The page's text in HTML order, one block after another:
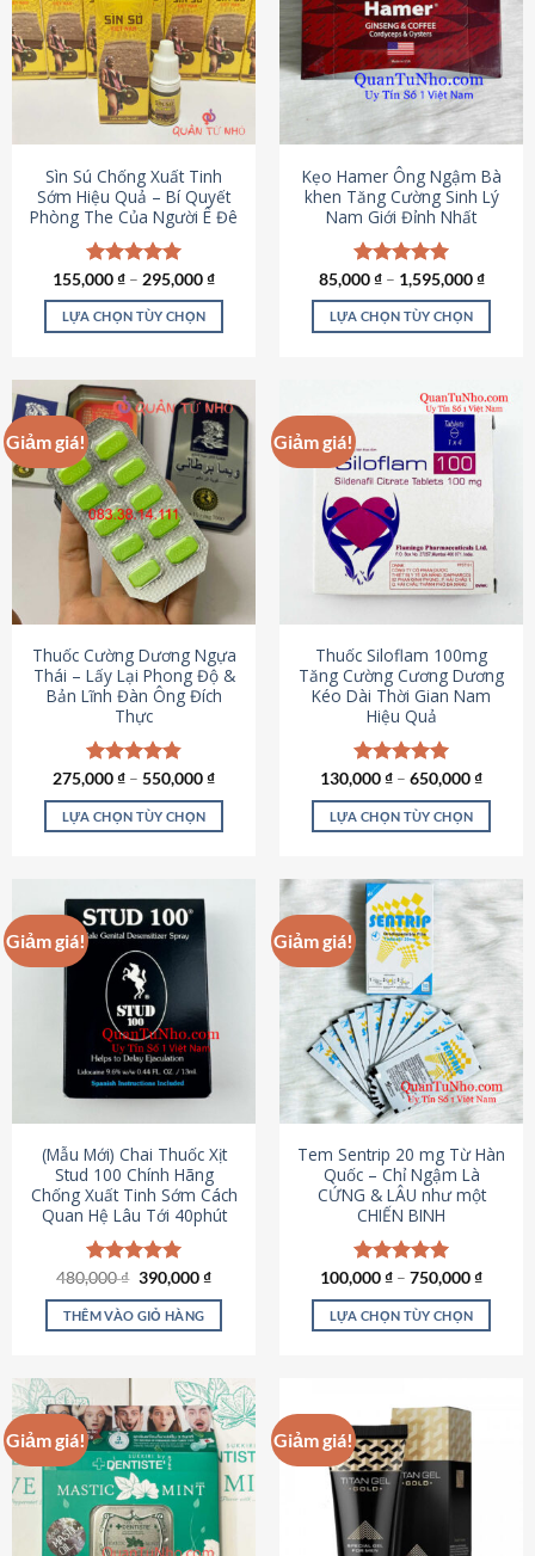
thể.
Các
tùy
chọn
có
thể
được
chọn
trên
trang
sản
phẩm
Sìn Sú Chống Xuất Tinh
Sớm Hiệu Quả – Bí Quyết
Phòng The Của Người Ê Đê
Được xếp
hạng4.95
5 sao
155,000₫ – 295,000₫
LỰA CHỌN TÙY CHỌN
này
có
nhiều
biến
thể.
Các
tùy
chọn
có
thể
chọn
trên
trang
sản
phẩm
Kẹo Hamer Ông Ngậm Bà
khen Tăng Cường Sinh Lý
Nam Giới Đỉnh Nhất
Được xếp
hạng5.00
5 sao
85,000₫– 1,595,000₫
LỰA CHỌN TÙY CHỌN
này
nhiều
biến
tùy
chọn
có
được
chọn
trên
trang
sản
phẩm
Giảm giá!
Thuốc Cường Dương Ngựa
Thái – Lấy Lại Phong Độ &
Bản Lĩnh Đàn Ông Đích
Thực
Được xếp
hạng4.87
5 sao
275,000₫ – 550,000₫
LỰA CHỌN TÙY CHỌN
có
nhiều
biến
thể.
Các
tùy
chọn
được
chọn
trên
trang
sản
phẩm
Giảm giá!
Thuốc Siloflam 100mg
Tăng Cường Cương Dương
Kéo Dài Thời Gian Nam
Hiệu Quả
Được xếp
hạng5.00
5 sao
130,000₫ – 650,000₫
LỰA CHỌN TÙY CHỌN
này
có
nhiều
biến
thể.
Các
tùy
chọn
có
thể
chọn
trên
trang
sản
phẩm
Giảm giá!
(Mẫu Mới) Chai Thuốc Xịt
Stud 100 Chính Hãng
Chống Xuất Tinh Sớm Cách
Quan Hệ Lâu Tới 40phút
Được xếp
hạng5.00
5 sao
480,000₫ Giá
là:
480,000 ₫.
390,000₫Giá
tại
THÊM VÀO GIỎ HÀNG
Giảm giá!
Tem Sentrip 20 mg Từ Hàn
Quốc – Chỉ Ngậm Là
CỨNG & LÂU như một
CHIẾN BINH
Được xếp
hạng5.00
5 sao
100,000₫ – 750,000₫
LỰA CHỌN TÙY CHỌN
có
nhiều
biến
tùy
Giảm giá! Giảm giá!